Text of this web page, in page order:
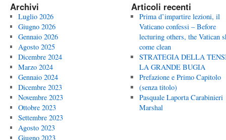
Archivi
Luglio 2026
Giugno 2026
Gennaio 2026
Agosto 2025
Dicembre 2024
Marzo 2024
Gennaio 2024
Dicembre 2023
Novembre 2023
Ottobre 2023
Settembre 2023
Agosto 2023
Giugno 2023
Articoli recenti
Prima d’impartire lezioni, il
Vaticano confessi – Before
lecturing others, the Vatican
come clean
STRATEGIA DELLA
LA GRANDE BUGIA
Prefazione e Primo Capitolo
(senza titolo)
Pasquale Laporta Carabinieri
Marshal